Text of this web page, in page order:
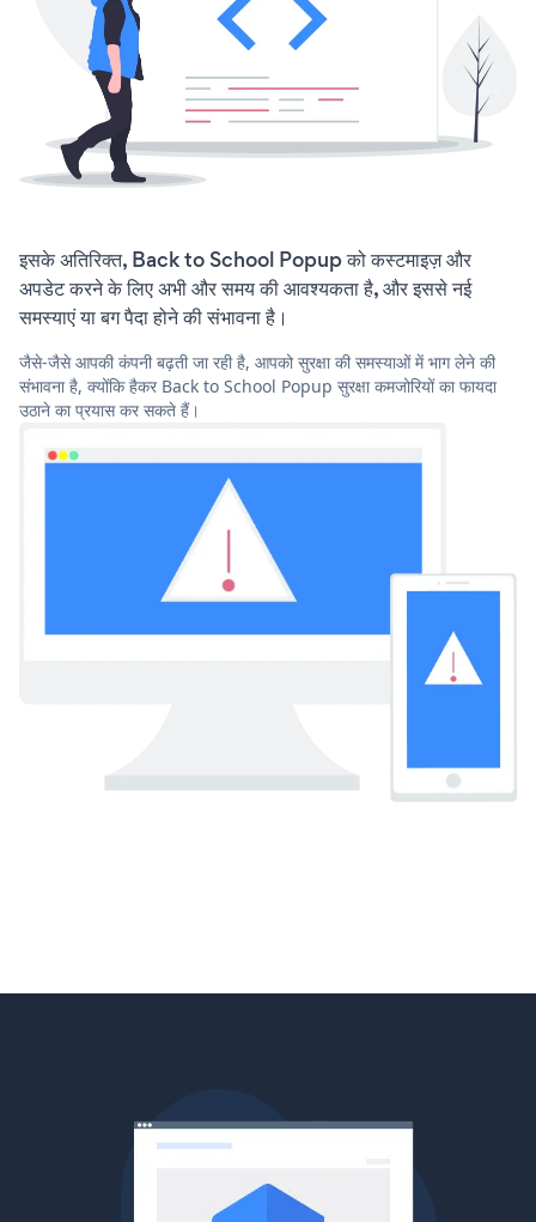
इसके अतिरिक्त, Back to School Popup को कस्टमाइज़ और
अपडेट करने के लिए अभी और समय की आवश्यकता है, और इससे नई
समस्याएं या बग पैदा होने की संभावना है।
जैसे-जैसे आपकी कंपनी बढ़ती जा रही है, आपको सुरक्षा की समस्याओं में भाग लेने की
संभावना है, क्योंकि हैकर Back to School Popup सुरक्षा कमजोरियों का फायदा
उठाने का प्रयास कर सकते हैं।